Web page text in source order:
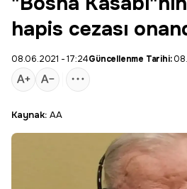
hapis cezası
08.06.2021 - 17:24Güncellenme Tarihi:
Kaynak: AA